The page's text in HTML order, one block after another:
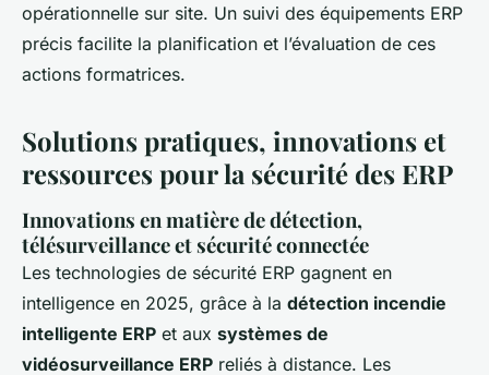
opérationnelle sur site. Un suivi des équipements ERP
précis facilite la planification et l’évaluation de ces
actions formatrices.
Solutions pratiques, innovations et
ressources pour la sécurité des ERP
Innovations en matière de détection,
télésurveillance et sécurité connectée
Les technologies de sécurité ERP gagnent en
intelligence en 2025, grâce à la détection incendie
intelligente ERP et aux systèmes de
vidéosurveillance ERP reliés à distance. Les